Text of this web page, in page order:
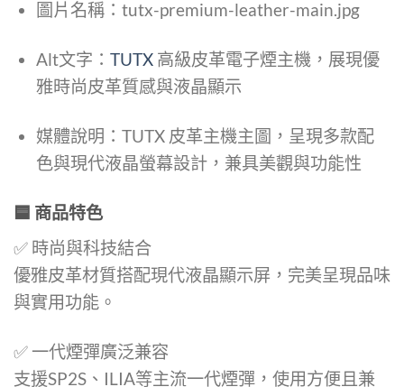
圖片名稱：tutx-premium-leather-main.jpg
Alt文字： TUTX高級皮革電子煙主機，展現優
雅時尚皮革質感與液晶顯示
媒體說明：TUTX 皮革主機主圖，呈現多款配
色與現代液晶螢幕設計，兼具美觀與功能性
🟦 商品特色
✅ 時尚與科技結合
優雅皮革材質搭配現代液晶顯示屏，完美呈現品味
與實用功能。
✅ 一代煙彈廣泛兼容
支援SP2S、ILIA等主流一代煙彈，使用方便且兼